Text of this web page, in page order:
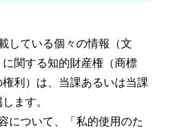
している個々の情報（文
関する知的財産権（商標
利）は、当課あるいは当課
ます。
について、「私的使用のた